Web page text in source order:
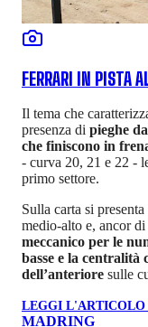
FERRARI IN PISTA
Il tema che
presenza di pieghe
che finiscono in
- curva 20, 21 e 22 -
primo settore.
Sulla carta si
medio-alto e, ancor
meccanico per le
basse e la centralità
dell’anteriore sulle
LEGGI L'ARTICOLO
MADRING